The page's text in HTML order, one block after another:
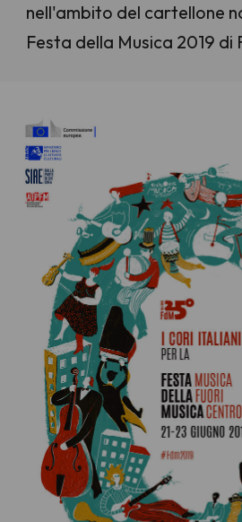
nell'ambito del cartellone
Festa della Musica 2019 di